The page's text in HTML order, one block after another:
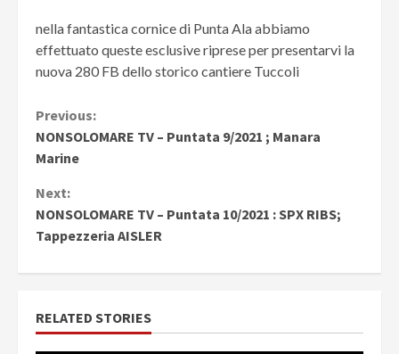
nella fantastica cornice di Punta Ala abbiamo
effettuato queste esclusive riprese per presentarvi la
nuova 280 FB dello storico cantiere Tuccoli
Continue
Reading
Previous:
NONSOLOMARE TV – Puntata 9/2021 ; Manara
Marine
Next:
NONSOLOMARE TV – Puntata 10/2021 : SPX RIBS;
Tappezzeria AISLER
RELATED STORIES